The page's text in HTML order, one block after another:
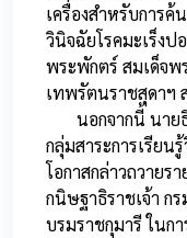
เครื่องสําหรับการ
วินิจฉัยโรคมะเร็ง
พระพักตร์ สมเด็จพ
เทพรัตนราชสุดาฯ
นอกจากนี้ นายธี
กลุ่มสาระการเรียน
โอกาสกล่าวถวายร
กนิษฐาธิราชเจ้า ก
บรมราชกุมารี ในก